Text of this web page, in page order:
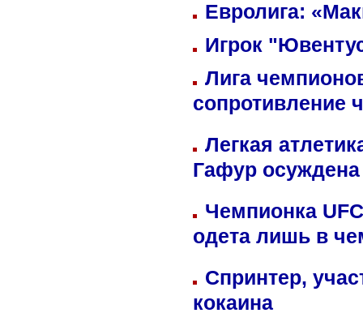
Евролига:
Игрок
Лига
сопротивление
Легкая
Гафур осуждена
Чемпионка
одета лишь в
Спринтер,
кокаина